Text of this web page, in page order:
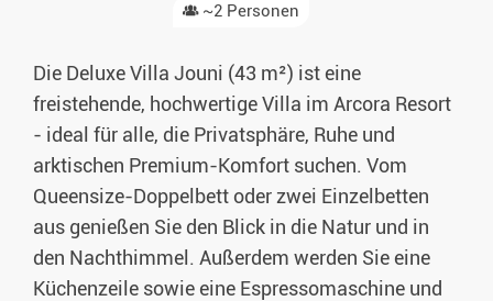
~2 Personen
Die Deluxe Villa Jouni (43 m²) ist eine
freistehende, hochwertige Villa im Arcora Resort
- ideal für alle, die Privatsphäre, Ruhe und
arktischen Premium-Komfort suchen. Vom
Queensize-Doppelbett oder zwei Einzelbetten
aus genießen Sie den Blick in die Natur und in
den Nachthimmel. Außerdem werden Sie eine
Küchenzeile sowie eine Espressomaschine und